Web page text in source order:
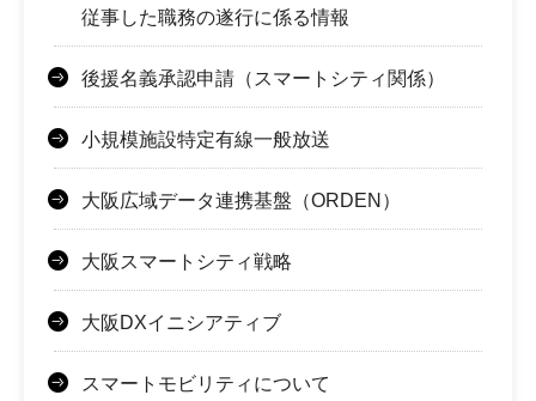
従事した職務の遂行に係る情報
後援名義承認申請（スマートシティ関係）
小規模施設特定有線一般放送
大阪広域データ連携基盤（ORDEN）
大阪スマートシティ戦略
大阪DXイニシアティブ
スマートモビリティについて